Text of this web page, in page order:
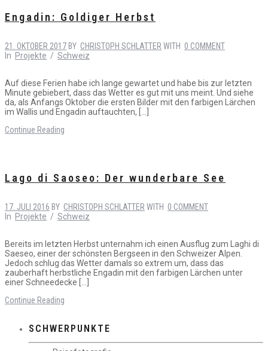
Engadin: Goldiger Herbst
21. OKTOBER 2017 BY CHRISTOPH SCHLATTER WITH 0 COMMENT
In Projekte / Schweiz
Auf diese Ferien habe ich lange gewartet und habe bis zur letzten
Minute gebiebert, dass das Wetter es gut mit uns meint. Und siehe
da, als Anfangs Oktober die ersten Bilder mit den farbigen Lärchen
im Wallis und Engadin auftauchten, […]
Continue Reading
Lago di Saoseo: Der wunderbare See
17. JULI 2016 BY CHRISTOPH SCHLATTER WITH 0 COMMENT
In Projekte / Schweiz
Bereits im letzten Herbst unternahm ich einen Ausflug zum Laghi di
Saeseo, einer der schönsten Bergseen in den Schweizer Alpen.
Jedoch schlug das Wetter damals so extrem um, dass das
zauberhaft herbstliche Engadin mit den farbigen Lärchen unter
einer Schneedecke […]
Continue Reading
SCHWERPUNKTE